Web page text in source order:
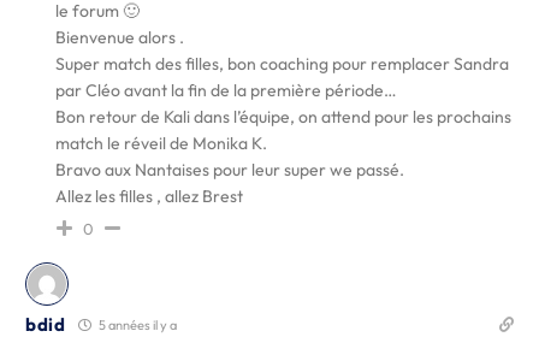
le forum 🙂
Bienvenue alors .
Super match des filles, bon coaching pour remplacer Sandra
par Cléo avant la fin de la première période…
Bon retour de Kali dans l’équipe, on attend pour les prochains
match le réveil de Monika K.
Bravo aux Nantaises pour leur super we passé.
Allez les filles , allez Brest
0
bdid 5 années il y a